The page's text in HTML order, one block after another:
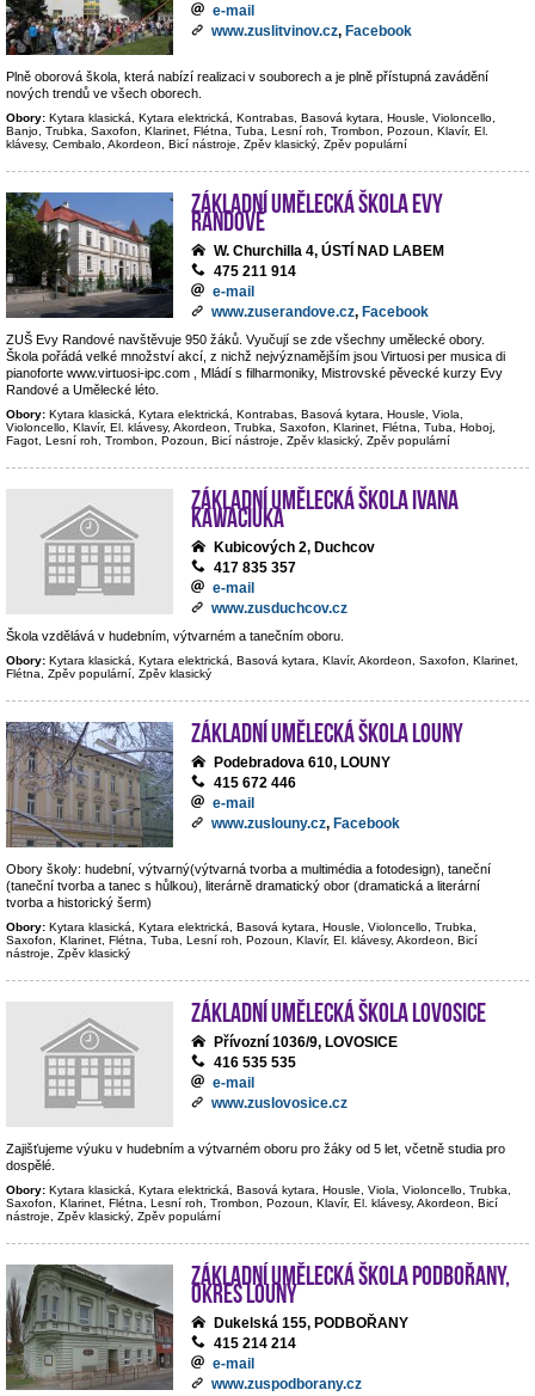
e-mail
www.zuslitvinov.cz, Facebook
Plně oborová škola, která nabízí realizaci v souborech a je plně přístupná zavádění
nových trendů ve všech oborech.
Obory: Kytara klasická, Kytara elektrická, Kontrabas, Basová kytara, Housle, Violoncello,
Banjo, Trubka, Saxofon, Klarinet, Flétna, Tuba, Lesní roh, Trombon, Pozoun, Klavír, El.
klávesy, Cembalo, Akordeon, Bicí nástroje, Zpěv klasický, Zpěv populární
Základní umělecká škola Evy
Randové
W. Churchilla 4, ÚSTÍ NAD LABEM
475 211 914
e-mail
www.zuserandove.cz, Facebook
ZUŠ Evy Randové navštěvuje 950 žáků. Vyučují se zde všechny umělecké obory.
Škola pořádá velké množství akcí, z nichž nejvýznamějším jsou Virtuosi per musica di
pianoforte www.virtuosi-ipc.com , Mládí s filharmoniky, Mistrovské pěvecké kurzy Evy
Randové a Umělecké léto.
Obory: Kytara klasická, Kytara elektrická, Kontrabas, Basová kytara, Housle, Viola,
Violoncello, Klavír, El. klávesy, Akordeon, Trubka, Saxofon, Klarinet, Flétna, Tuba, Hoboj,
Fagot, Lesní roh, Trombon, Pozoun, Bicí nástroje, Zpěv klasický, Zpěv populární
Základní umělecká škola Ivana
Kawaciuka
Kubicových 2, Duchcov
417 835 357
e-mail
www.zusduchcov.cz
Škola vzdělává v hudebním, výtvarném a tanečním oboru.
Obory: Kytara klasická, Kytara elektrická, Basová kytara, Klavír, Akordeon, Saxofon, Klarinet,
Flétna, Zpěv populární, Zpěv klasický
Základní umělecká škola Louny
Podebradova 610, LOUNY
415 672 446
e-mail
www.zuslouny.cz, Facebook
Obory školy: hudební, výtvarný(výtvarná tvorba a multimédia a fotodesign), taneční
(taneční tvorba a tanec s hůlkou), literárně dramatický obor (dramatická a literární
tvorba a historický šerm)
Obory: Kytara klasická, Kytara elektrická, Basová kytara, Housle, Violoncello, Trubka,
Saxofon, Klarinet, Flétna, Tuba, Lesní roh, Pozoun, Klavír, El. klávesy, Akordeon, Bicí
nástroje, Zpěv klasický
Základní umělecká škola Lovosice
Přívozní 1036/9, LOVOSICE
416 535 535
e-mail
www.zuslovosice.cz
Zajišťujeme výuku v hudebním a výtvarném oboru pro žáky od 5 let, včetně studia pro
dospělé.
Obory: Kytara klasická, Kytara elektrická, Basová kytara, Housle, Viola, Violoncello, Trubka,
Saxofon, Klarinet, Flétna, Lesní roh, Trombon, Pozoun, Klavír, El. klávesy, Akordeon, Bicí
nástroje, Zpěv klasický, Zpěv populární
Základní umělecká škola Podbořany,
okres Louny
Dukelská 155, PODBOŘANY
415 214 214
e-mail
www.zuspodborany.cz